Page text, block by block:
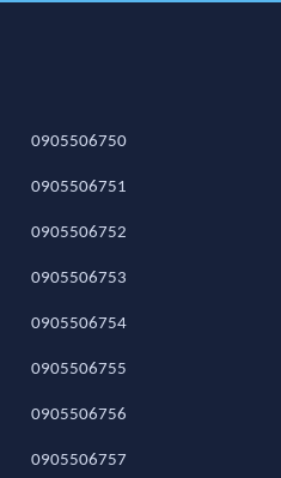
0905506750
0905506751
0905506752
0905506753
0905506754
0905506755
0905506756
0905506757